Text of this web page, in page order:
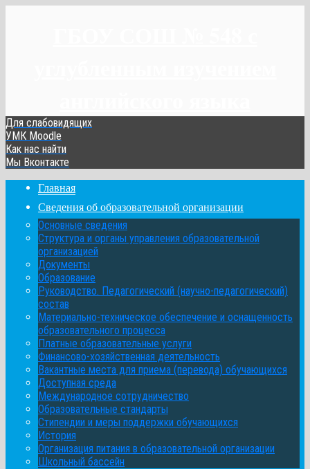
Для слабовидящих
УМК Moodle
Как нас найти
Мы Вконтакте
Главная
Сведения об образовательной организации
Основные сведения
Структура и органы управления образовательной
организацией
Документы
Образование
Руководство. Педагогический (научно-педагогический)
состав
Материально-техническое обеспечение и оснащенность
образовательного процесса
Платные образовательные услуги
Финансово-хозяйственная деятельность
Вакантные места для приема (перевода) обучающихся
Доступная среда
Международное сотрудничество
Образовательные стандарты
Стипендии и меры поддержки обучающихся
История
Организация питания в образовательной организации
Школьный бассейн